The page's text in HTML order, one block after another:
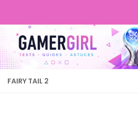
FAIRY TAIL 2